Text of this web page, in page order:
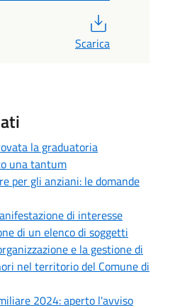
Scarica
la graduatoria
una tantum
per gli anziani: le domande
di interesse
di un elenco di soggetti
e la gestione di
nel territorio del Comune di
2024: aperto l'avviso